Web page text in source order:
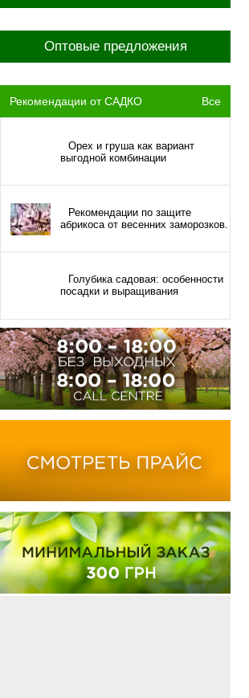
Оптовые предложения
Рекомендации от САДКО Все
Орех и груша как вариант
выгодной комбинации
Рекомендации по защите
абрикоса от весенних заморозков.
Голубика садовая: особенности
посадки и выращивания